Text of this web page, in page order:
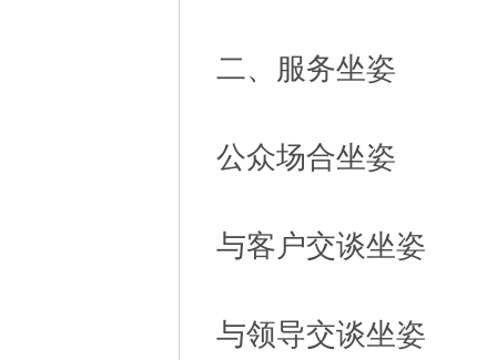
二、服务坐姿
公众场合坐姿
与客户交谈坐姿
与领导交谈坐姿